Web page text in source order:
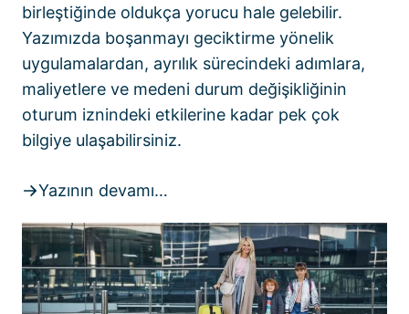
birleştiğinde oldukça yorucu hale gelebilir.
Yazımızda boşanmayı geciktirme yönelik
uygulamalardan, ayrılık sürecindeki adımlara,
maliyetlere ve medeni durum değişikliğinin
oturum iznindeki etkilerine kadar pek çok
bilgiye ulaşabilirsiniz.
Yazının devamı…